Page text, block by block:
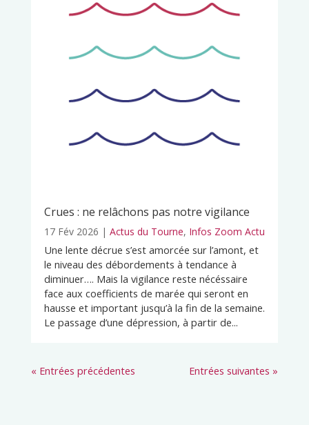
Crues : ne relâchons pas notre vigilance
17 Fév 2026 | Actus du Tourne, Infos Zoom Actu
Une lente décrue s’est amorcée sur l’amont, et
le niveau des débordements à tendance à
diminuer…. Mais la vigilance reste nécéssaire
face aux coefficients de marée qui seront en
hausse et important jusqu’à la fin de la semaine.
Le passage d’une dépression, à partir de...
« Entrées précédentes Entrées suivantes »